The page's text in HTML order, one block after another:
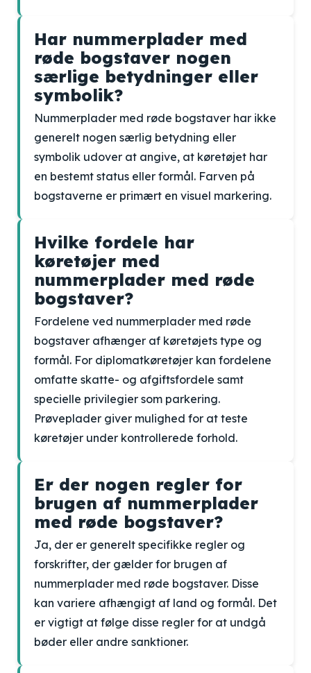
Har nummerplader med
røde bogstaver nogen
særlige betydninger eller
symbolik?
Nummerplader med røde bogstaver har ikke
generelt nogen særlig betydning eller
symbolik udover at angive, at køretøjet har
en bestemt status eller formål. Farven på
bogstaverne er primært en visuel markering.
Hvilke fordele har
køretøjer med
nummerplader med røde
bogstaver?
Fordelene ved nummerplader med røde
bogstaver afhænger af køretøjets type og
formål. For diplomatkøretøjer kan fordelene
omfatte skatte- og afgiftsfordele samt
specielle privilegier som parkering.
Prøveplader giver mulighed for at teste
køretøjer under kontrollerede forhold.
Er der nogen regler for
brugen af nummerplader
med røde bogstaver?
Ja, der er generelt specifikke regler og
forskrifter, der gælder for brugen af
nummerplader med røde bogstaver. Disse
kan variere afhængigt af land og formål. Det
er vigtigt at følge disse regler for at undgå
bøder eller andre sanktioner.